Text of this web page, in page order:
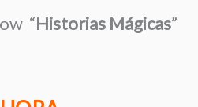
“Historias Mágicas”